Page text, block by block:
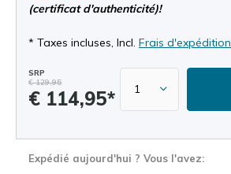
(certificat d'authenticité)!
* Taxes incluses, Incl. Frais d'expédition
SRP
€ 129,95
€ 114,95*
Expédié aujourd'hui ? Vous l'avez: